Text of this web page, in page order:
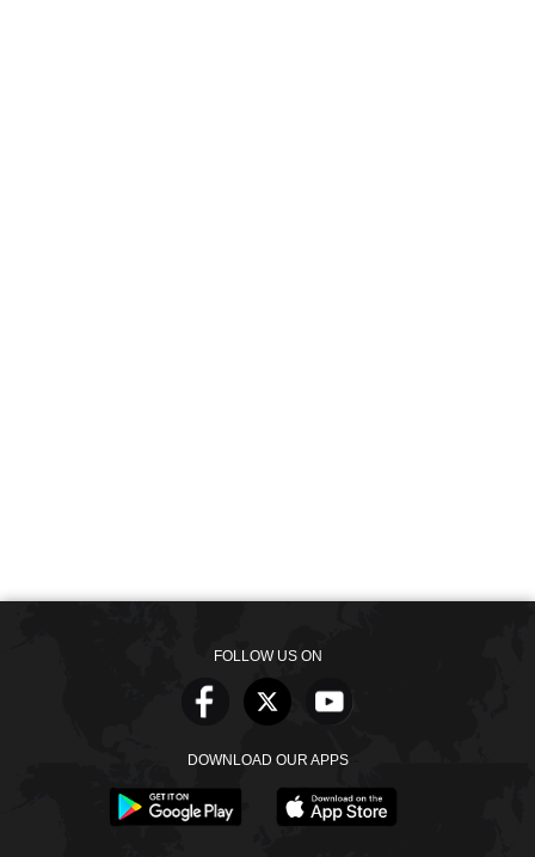
FOLLOW US ON
DOWNLOAD OUR APPS